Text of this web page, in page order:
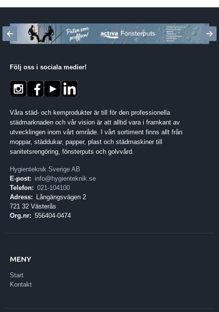
Följ oss i sociala medier!
Våra städ- och kemprodukter är till för den professionella
städmarknaden och vår vision är att alltid vara i framkant av
utvecklingen inom vårt område. I vårt sortiment finns allt från
moppar, städdukar, papper, plast och städmaskiner till
sanitetsrengöring, fönsterputs och golvvård.
Hygienteknik Sverige AB
E-post: info@hygienteknik.se
Telefon: 021-104100
Adress:
Långängsvägen 2
721 32 Västerås
Org.nr: 556404-0474
MENY
Start
Kontakt